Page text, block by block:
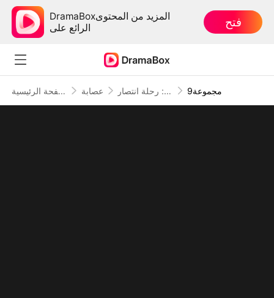
DramaBoxالمزيد من المحتوى
الرائع على
فتح
الصفحة الرئيسية عصابة طليعة النخبة: رحلة انتصار 9مجموعة